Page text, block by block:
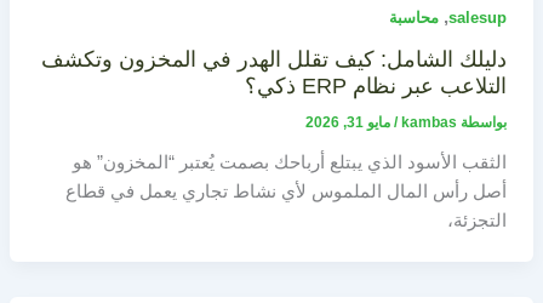
salesup
, محاسبة
دليلك الشامل: كيف تقلل الهدر في المخزون وتكشف
التلاعب عبر نظام ERP ذكي؟
بواسطة kambas
/ مايو 31, 2026
الثقب الأسود الذي يبتلع أرباحك بصمت يُعتبر “المخزون” هو
أصل رأس المال الملموس لأي نشاط تجاري يعمل في قطاع
التجزئة،